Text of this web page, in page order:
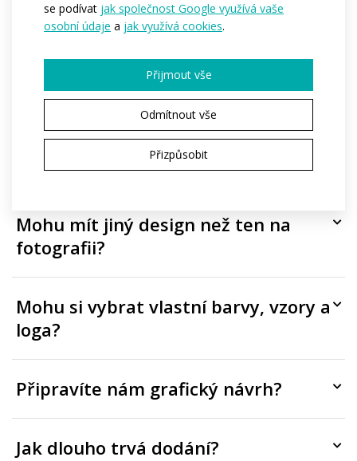
se podívat jak společnost Google využívá vaše
osobní údaje a jak využívá cookies.
Přijmout vše
Odmítnout vše
Přizpůsobit
Které části produktu mohou být
Je potisk zahrnutý v ceně, nebo se
účtuje zvlášť?
Mohu mít jiný design než ten na
fotografii?
Mohu si vybrat vlastní barvy, vzory a
loga?
Připravíte nám grafický návrh?
Jak dlouho trvá dodání?